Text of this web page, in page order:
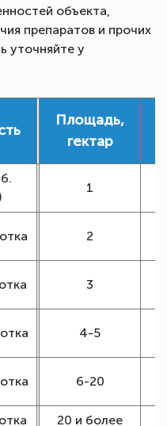
объекта,
препаратов и прочих
уточняйте у
Площадь,
гектар
1
2
3
4-5
6-20
20 и более